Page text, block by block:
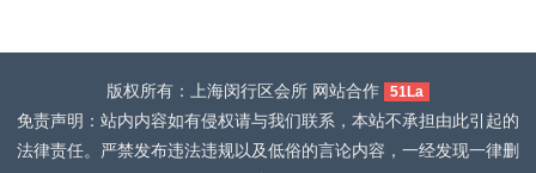
版权所有：上海闵行区会所 网站合作 51La
免责声明：站内内容如有侵权请与我们联系，本站不承担由此引起的
法律责任。严禁发布违法违规以及低俗的言论内容，一经发现一律删